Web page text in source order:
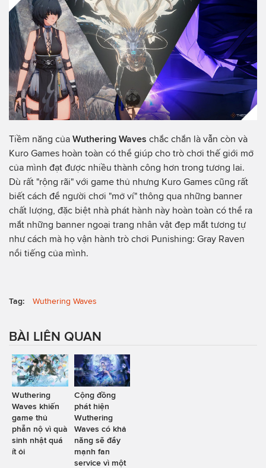
Tiềm năng của Wuthering Waves chắc chắn là vẫn còn và
Kuro Games hoàn toàn có thể giúp cho trò chơi thế giới mở
của mình đạt được nhiều thành công hơn trong tương lai.
Dù rất "rộng rãi" với game thủ nhưng Kuro Games cũng rất
biết cách để người chơi "mở ví" thông qua những banner
chất lượng, đặc biệt nhà phát hành này hoàn toàn có thể ra
mắt những banner ngoại trang nhân vật đẹp mắt tương tự
như cách mà họ vận hành trò chơi Punishing: Gray Raven
nổi tiếng của mình.
Tag: Wuthering Waves
BÀI LIÊN QUAN
Wuthering
Waves khiến
game thủ
phẫn nộ vì quà
sinh nhật quá
ít ỏi
Cộng đồng
phát hiện
Wuthering
Waves có khả
năng sẽ đẩy
mạnh fan
service vì một